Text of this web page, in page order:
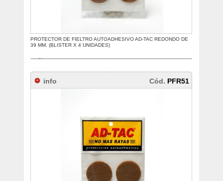
PROTECTOR DE FIELTRO AUTOADHESIVO AD-TAC REDONDO DE
39 MM. (BLISTER X 4 UNIDADES)
info Cód. PFR51